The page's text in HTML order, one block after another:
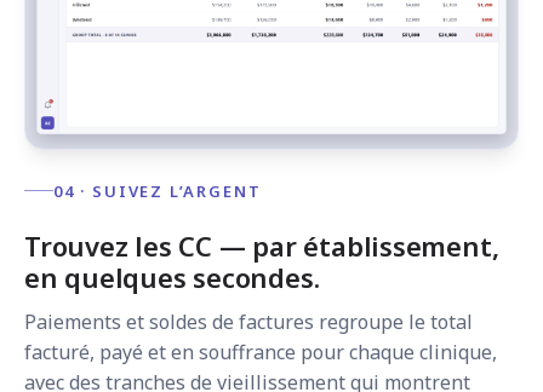
04 · SUIVEZ L’ARGENT
Trouvez les CC — par établissement,
en quelques secondes.
Paiements et soldes de factures regroupe le total
facturé, payé et en souffrance pour chaque clinique,
avec des tranches de vieillissement qui montrent